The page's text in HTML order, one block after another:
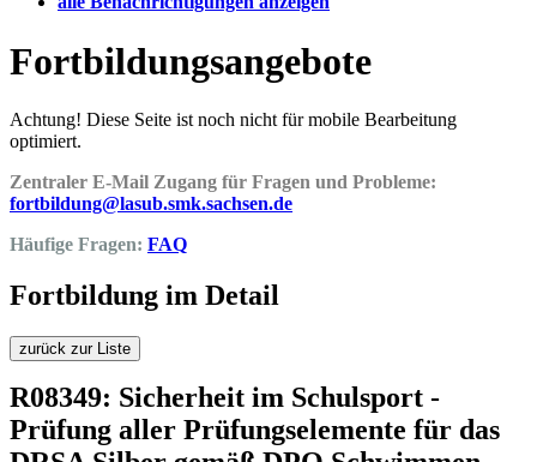
Fortbildungsangebote
Achtung! Diese Seite ist noch nicht für mobile Bearbeitung
optimiert.
Zentraler E-Mail Zugang für Fragen und Probleme:
fortbildung@lasub.smk.sachsen.de
Häufige Fragen: FAQ
Fortbildung im Detail
zurück zur Liste
R08349: Sicherheit im Schulsport -
Prüfung aller Prüfungselemente für das